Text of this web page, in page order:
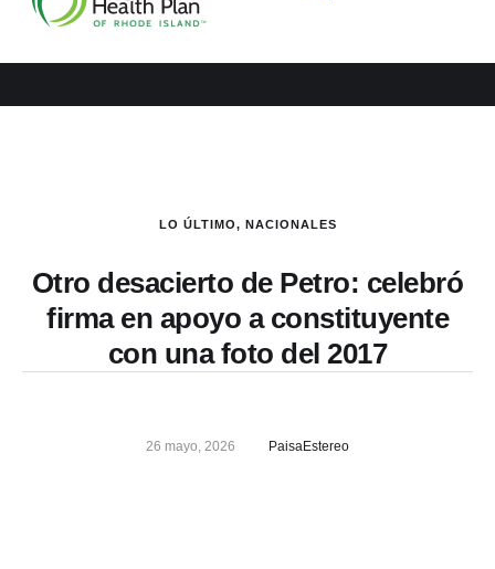
LO ÚLTIMO, NACIONALES
Otro desacierto de Petro: celebró
firma en apoyo a constituyente
con una foto del 2017
26 mayo, 2026 PaisaEstereo